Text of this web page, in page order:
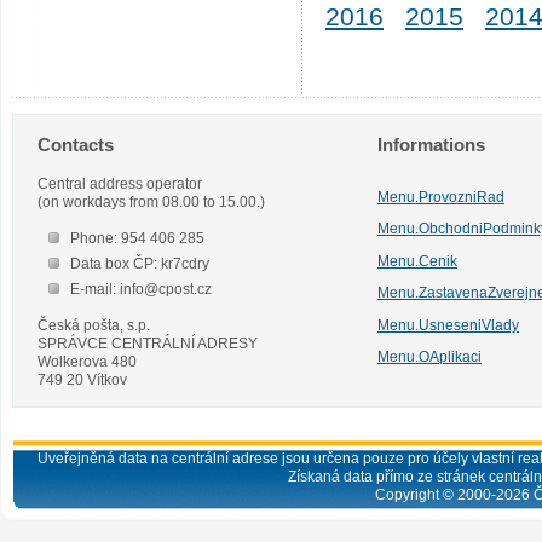
2016 2015 2014
Contacts
Central address operator
(on workdays from 08.00 to 15.00.)
Phone: 954 406 285
Data box ČP: kr7cdry
E-mail: info@cpost.cz
Česká pošta, s.p.
SPRÁVCE CENTRÁLNÍ ADRESY
Wolkerova 480
749 20 Vítkov
Informations
Menu.ProvozniRad
Menu.Cenik
Menu.UsneseniVlady
Menu.OAplikaci
Uveřejněná data na centrální adrese jsou určena pouze pro účely vlastní
Získaná data přímo ze stránek
Copyright © 2000-2026